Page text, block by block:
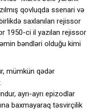
qovluqda ssenari və
saxlanılan rejissor
1950-ci il yazılan rejissor
bəndləri olduğu kimi
mümkün qədər
ayrı-ayrı epizodlar
baxmayaraq təsvirçilik